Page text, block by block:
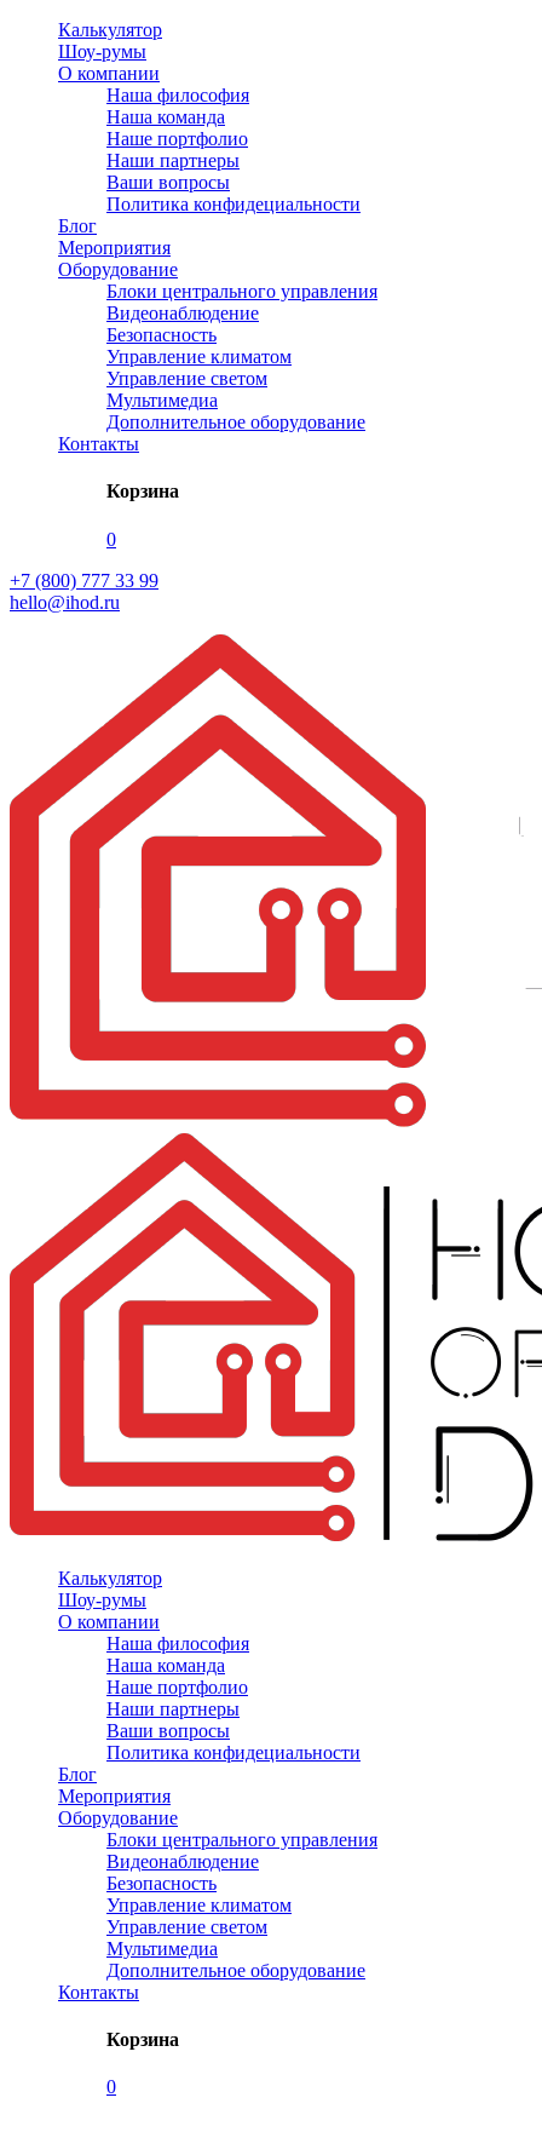
Калькулятор
Шоу-румы
О компании
Наша философия
Наша команда
Наше портфолио
Наши партнеры
Ваши вопросы
Политика конфидециальности
Блог
Мероприятия
Оборудование
Блоки центрального управления
Видеонаблюдение
Безопасность
Управление климатом
Управление светом
Мультимедиа
Дополнительное оборудование
Контакты
Корзина
0
+7 (800) 777 33 99
hello@ihod.ru
Калькулятор
Шоу-румы
О компании
Наша философия
Наша команда
Наше портфолио
Наши партнеры
Ваши вопросы
Политика конфидециальности
Блог
Мероприятия
Оборудование
Блоки центрального управления
Видеонаблюдение
Безопасность
Управление климатом
Управление светом
Мультимедиа
Дополнительное оборудование
Контакты
Корзина
0